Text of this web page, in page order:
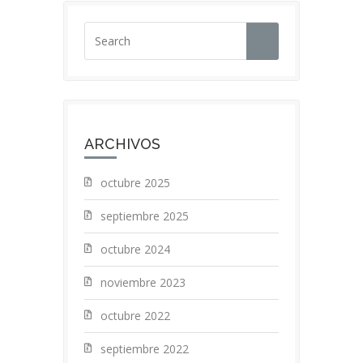
ARCHIVOS
octubre 2025
septiembre 2025
octubre 2024
noviembre 2023
octubre 2022
septiembre 2022